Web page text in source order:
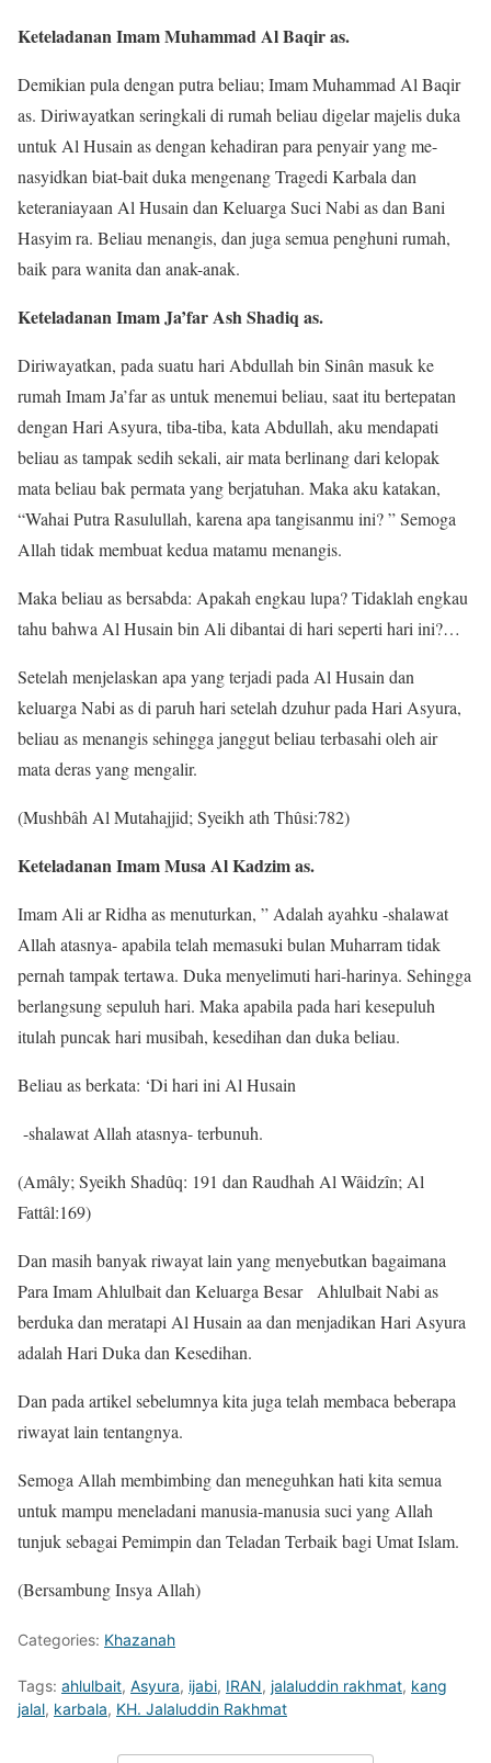
Keteladanan Imam Muhammad Al Baqir as.
Demikian pula dengan putra beliau; Imam Muhammad Al Baqir
as. Diriwayatkan seringkali di rumah beliau digelar majelis duka
untuk Al Husain as dengan kehadiran para penyair yang me-
nasyidkan biat-bait duka mengenang Tragedi Karbala dan
keteraniayaan Al Husain dan Keluarga Suci Nabi as dan Bani
Hasyim ra. Beliau menangis, dan juga semua penghuni rumah,
baik para wanita dan anak-anak.
Keteladanan Imam Ja’far Ash Shadiq as.
Diriwayatkan, pada suatu hari Abdullah bin Sinân masuk ke
rumah Imam Ja’far as untuk menemui beliau, saat itu bertepatan
dengan Hari Asyura, tiba-tiba, kata Abdullah, aku mendapati
beliau as tampak sedih sekali, air mata berlinang dari kelopak
mata beliau bak permata yang berjatuhan. Maka aku katakan,
“Wahai Putra Rasulullah, karena apa tangisanmu ini? ” Semoga
Allah tidak membuat kedua matamu menangis.
Maka beliau as bersabda: Apakah engkau lupa? Tidaklah engkau
tahu bahwa Al Husain bin Ali dibantai di hari seperti hari ini?…
Setelah menjelaskan apa yang terjadi pada Al Husain dan
keluarga Nabi as di paruh hari setelah dzuhur pada Hari Asyura,
beliau as menangis sehingga janggut beliau terbasahi oleh air
mata deras yang mengalir.
(Mushbâh Al Mutahajjid; Syeikh ath Thûsi:782)
Keteladanan Imam Musa Al Kadzim as.
Imam Ali ar Ridha as menuturkan, ” Adalah ayahku -shalawat
Allah atasnya- apabila telah memasuki bulan Muharram tidak
pernah tampak tertawa. Duka menyelimuti hari-harinya. Sehingga
berlangsung sepuluh hari. Maka apabila pada hari kesepuluh
itulah puncak hari musibah, kesedihan dan duka beliau.
Beliau as berkata: ‘Di hari ini Al Husain
-shalawat Allah atasnya- terbunuh.
(Amâly; Syeikh Shadûq: 191 dan Raudhah Al Wâidzîn; Al
Fattâl:169)
Dan masih banyak riwayat lain yang menyebutkan bagaimana
Para Imam Ahlulbait dan Keluarga Besar Ahlulbait Nabi as
berduka dan meratapi Al Husain aa dan menjadikan Hari Asyura
adalah Hari Duka dan Kesedihan.
Dan pada artikel sebelumnya kita juga telah membaca beberapa
riwayat lain tentangnya.
Semoga Allah membimbing dan meneguhkan hati kita semua
untuk mampu meneladani manusia-manusia suci yang Allah
tunjuk sebagai Pemimpin dan Teladan Terbaik bagi Umat Islam.
(Bersambung Insya Allah)
Categories: Khazanah
Tags: ahlulbait, Asyura, ijabi, IRAN, jalaluddin rakhmat, kang
jalal, karbala, KH. Jalaluddin Rakhmat